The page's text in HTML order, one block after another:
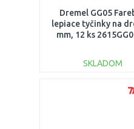
Dremel GG05
lepiace tyčinky na
mm, 12 ks
SKLADOM
DO KOŠÍKA